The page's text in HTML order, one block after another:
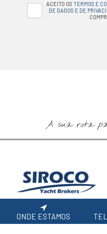
ACEITO OS TERMOS E
DE DADOS E DE
A sua rota
Especialistas em Barcos
ONDE ESTAMOS